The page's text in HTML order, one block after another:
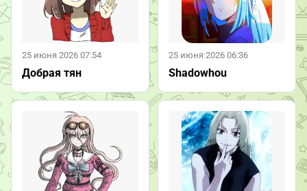
25 июня 2026 07:54
Добрая тян
25 июня 2026 06:36
Shadowhou